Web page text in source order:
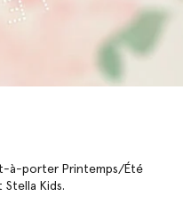
à-porter Printemps/Été
Kids.